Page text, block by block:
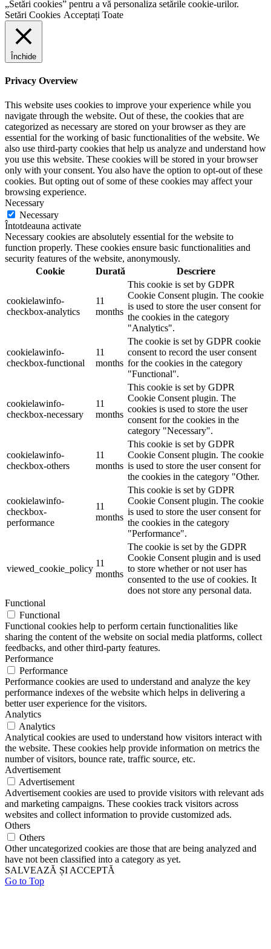
„Setări cookies” pentru a vă personaliza setările cookie-urilor.
Setări Cookies Acceptați Toate
Închide
Privacy Overview
This website uses cookies to improve your experience while you
navigate through the website. Out of these, the cookies that are
categorized as necessary are stored on your browser as they are
essential for the working of basic functionalities of the website. We
also use third-party cookies that help us analyze and understand how
you use this website. These cookies will be stored in your browser
only with your consent. You also have the option to opt-out of these
cookies. But opting out of some of these cookies may affect your
browsing experience.
Necessary
Necessary
Întotdeauna activate
Necessary cookies are absolutely essential for the website to
function properly. These cookies ensure basic functionalities and
security features of the website, anonymously.
Cookie
Durată Descriere
cookielawinfo-
checkbox-analytics
11
months
This cookie is set by GDPR
Cookie Consent plugin. The cookie
is used to store the user consent for
the cookies in the category
"Analytics".
cookielawinfo-
checkbox-functional
11
months
The cookie is set by GDPR cookie
consent to record the user consent
for the cookies in the category
"Functional".
cookielawinfo-
checkbox-necessary
11
months
This cookie is set by GDPR
Cookie Consent plugin. The
cookies is used to store the user
consent for the cookies in the
category "Necessary".
cookielawinfo-
checkbox-others
11
months
This cookie is set by GDPR
Cookie Consent plugin. The cookie
is used to store the user consent for
the cookies in the category "Other.
cookielawinfo-
checkbox-
performance
11
months
This cookie is set by GDPR
Cookie Consent plugin. The cookie
is used to store the user consent for
the cookies in the category
"Performance".
viewed_cookie_policy
11
months
The cookie is set by the GDPR
Cookie Consent plugin and is used
to store whether or not user has
consented to the use of cookies. It
does not store any personal data.
Functional
Functional
Functional cookies help to perform certain functionalities like
sharing the content of the website on social media platforms, collect
feedbacks, and other third-party features.
Performance
Performance
Performance cookies are used to understand and analyze the key
performance indexes of the website which helps in delivering a
better user experience for the visitors.
Analytics
Analytics
Analytical cookies are used to understand how visitors interact with
the website. These cookies help provide information on metrics the
number of visitors, bounce rate, traffic source, etc.
Advertisement
Advertisement
Advertisement cookies are used to provide visitors with relevant ads
and marketing campaigns. These cookies track visitors across
websites and collect information to provide customized ads.
Others
Others
Other uncategorized cookies are those that are being analyzed and
have not been classified into a category as yet.
SALVEAZĂ ȘI ACCEPTĂ
Go to Top